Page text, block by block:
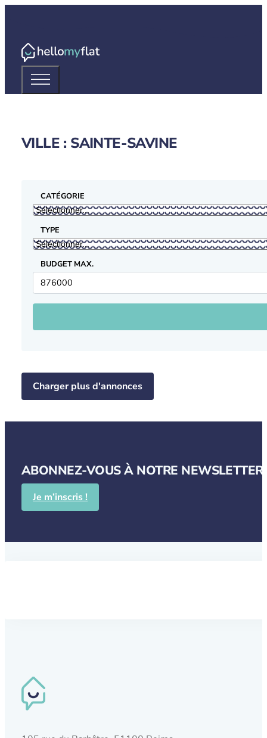
VILLE : SAINTE-SAVINE
CATÉGORIE
TYPE
BUDGET MAX.
Charger plus d'annonces
ABONNEZ-VOUS À NOTRE
Je m’inscris !